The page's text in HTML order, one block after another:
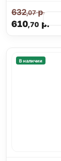
610,70р.
632,07р.
В наличии